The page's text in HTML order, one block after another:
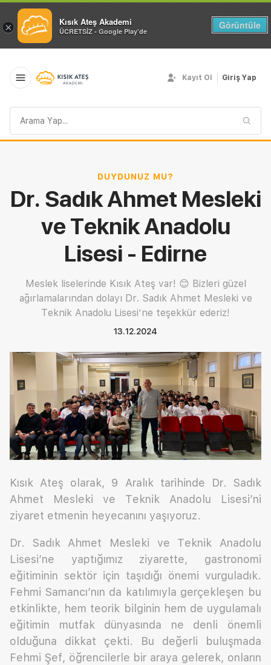
× Kısık Ateş Akademi
ÜCRETSİZ - Google Play'de
Görüntüle
sorgusu
Kayıt Ol Giriş Yap
DUYDUNUZ MU?
Dr. Sadık Ahmet Mesleki
ve Teknik Anadolu
Lisesi - Edirne
Meslek liselerinde Kısık Ateş var! 😊 Bizleri güzel
ağırlamalarından dolayı Dr. Sadık Ahmet Mesleki ve
Teknik Anadolu Lisesi’ne teşekkür ederiz!
13.12.2024
Kısık Ateş olarak, 9 Aralık tarihinde Dr. Sadık
Ahmet Mesleki ve Teknik Anadolu Lisesi’ni
ziyaret etmenin heyecanını yaşıyoruz.
Dr. Sadık Ahmet Mesleki ve Teknik Anadolu
Lisesi’ne yaptığımız ziyarette, gastronomi
eğitiminin sektör için taşıdığı önemi vurguladık.
Fehmi Samancı’nın da katılımıyla gerçekleşen bu
etkinlikte, hem teorik bilginin hem de uygulamalı
eğitimin mutfak dünyasında ne denli önemli
olduğuna dikkat çekti. Bu değerli buluşmada
Fehmi Şef, öğrencilerle bir araya gelerek, onların